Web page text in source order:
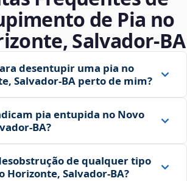
de Pia no
Salvador‑BA
desentupir uma pia no
Salvador‑BA perto de mim?
pia entupida no Novo
de qualquer tipo
Horizonte, Salvador‑BA?